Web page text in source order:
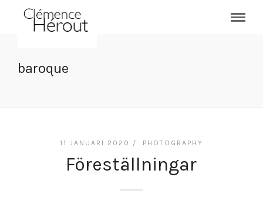
baroque
11 JANUARI 2020 / PHOTOGRAPHY
Föreställningar